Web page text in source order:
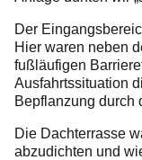
Der
Hier waren neben
fußläufigen
Ausfahrtssituation
Bepflanzung durch
Die Dachterrasse
abzudichten und